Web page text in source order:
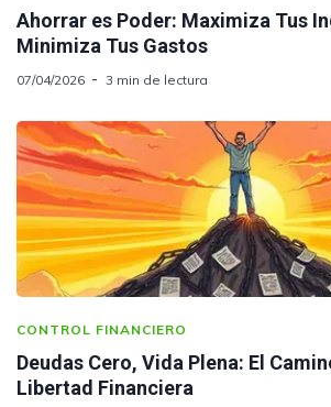
Ahorrar es Poder: Maximiza Tus
Minimiza Tus Gastos
07/04/2026 3 min de lectura
CONTROL FINANCIERO
Deudas Cero, Vida Plena: El
Libertad Financiera